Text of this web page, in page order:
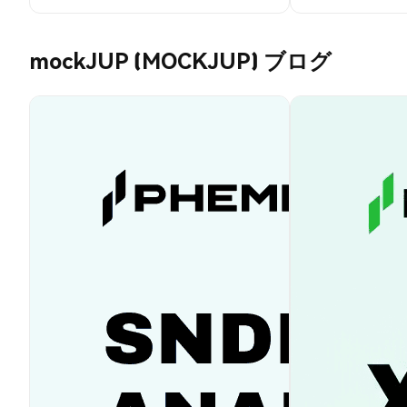
mockJUP (MOCKJUP) ブログ